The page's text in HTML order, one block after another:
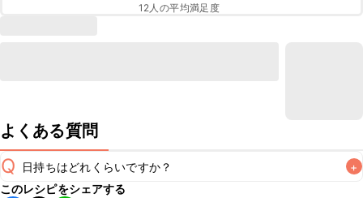
12人の平均満足度
よくある質問
Q 日持ちはどれくらいですか？ +
このレシピをシェアする